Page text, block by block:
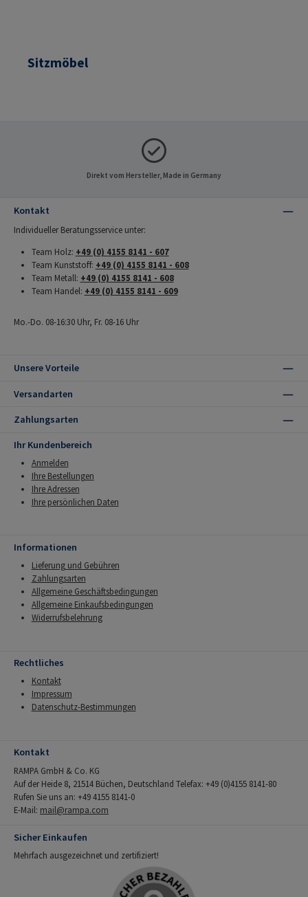
Sitzmöbel
Direkt vom Hersteller, Made in Germany
Kontakt
Individueller Beratungsservice unter:
Team Holz: +49 (0) 4155 8141 - 607
Team Kunststoff: +49 (0) 4155 8141 - 608
Team Metall: +49 (0) 4155 8141 - 608
Team Handel: +49 (0) 4155 8141 - 609
Mo.-Do. 08-16:30 Uhr, Fr. 08-16 Uhr
Unsere Vorteile
Versandarten
Zahlungsarten
Ihr Kundenbereich
Anmelden
Ihre Bestellungen
Ihre Adressen
Ihre persönlichen Daten
Informationen
Lieferung und Gebühren
Zahlungsarten
Allgemeine Geschäftsbedingungen
Allgemeine Einkaufsbedingungen
Widerrufsbelehrung
Rechtliches
Kontakt
Impressum
Datenschutz-Bestimmungen
Kontakt
RAMPA GmbH & Co. KG
Auf der Heide 8, 21514 Büchen, Deutschland Telefax: +49 (0)4155 8141-80
Rufen Sie uns an: +49 4155 8141-0
E-Mail: mail@rampa.com
Sicher Einkaufen
Mehrfach ausgezeichnet und zertifiziert!